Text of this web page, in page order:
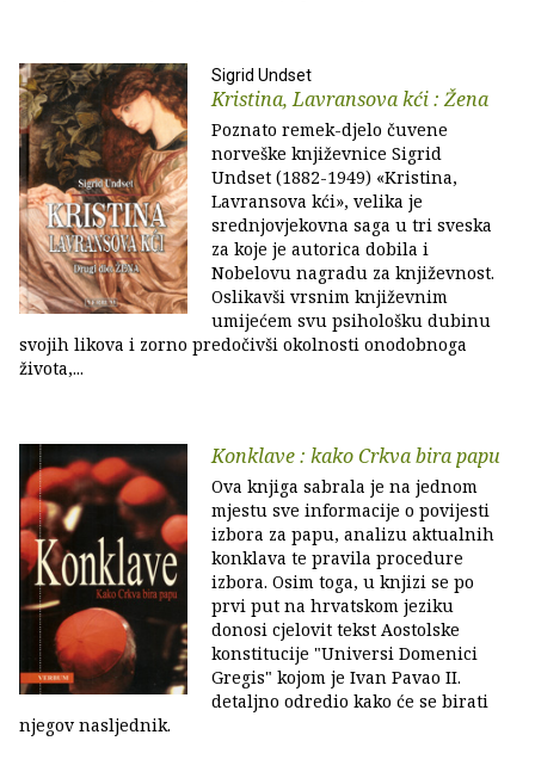
Sigrid Undset
Kristina, Lavransova kći : Žena
Poznato remek-djelo čuvene
norveške književnice Sigrid
Undset (1882-1949) «Kristina,
Lavransova kći», velika je
srednjovjekovna saga u tri sveska
za koje je autorica dobila i
Nobelovu nagradu za književnost.
Oslikavši vrsnim književnim
umijećem svu psihološku dubinu
svojih likova i zorno predočivši okolnosti onodobnoga
života,...
Konklave : kako Crkva bira papu
Ova knjiga sabrala je na jednom
mjestu sve informacije o povijesti
izbora za papu, analizu aktualnih
konklava te pravila procedure
izbora. Osim toga, u knjizi se po
prvi put na hrvatskom jeziku
donosi cjelovit tekst Aostolske
konstitucije "Universi Domenici
Gregis" kojom je Ivan Pavao II.
detaljno odredio kako će se birati
njegov nasljednik.